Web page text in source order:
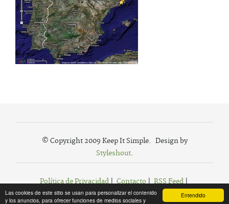
Entendido
Las cookies de este sitio se usan para personalizar el contenido
y los anuncios, para ofrecer funciones de medios sociales y
© Copyright 2009 Keep It Simple. Design by
Styleshout.
Política de Privacidad| Contacto| RSS Feed|
Agregar a Favoritos